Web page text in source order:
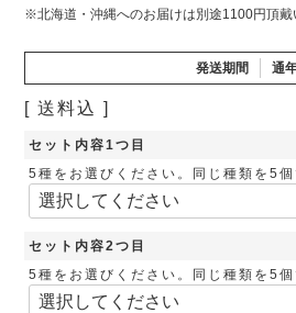
※北海道・沖縄へのお届けは別途1100円頂戴
発送期間 通
送料込
セット内容1つ目
5種をお選びください。同じ種類を5個
セット内容2つ目
5種をお選びください。同じ種類を5個